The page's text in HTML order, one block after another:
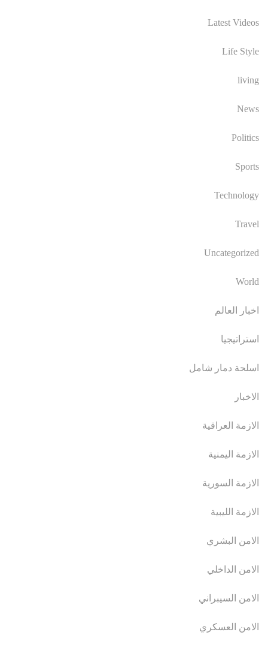
Latest Videos
Life Style
living
News
Politics
Sports
Technology
Travel
Uncategorized
World
اخبار العالم
استراتيجيا
اسلحة دمار شامل
الاخبار
الازمة العراقية
الازمة اليمنية
الازمة السورية
الازمة الليبية
الامن البشري
الامن الداخلي
الامن السيبراني
الامن العسكري